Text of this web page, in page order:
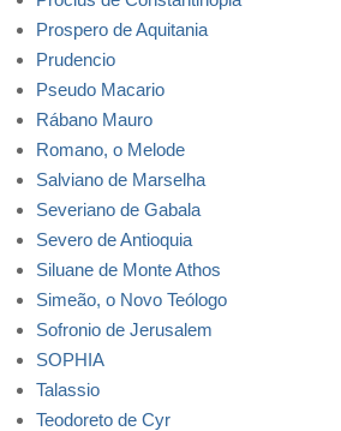
Prospero de Aquitania
Prudencio
Pseudo Macario
Rábano Mauro
Romano, o Melode
Salviano de Marselha
Severiano de Gabala
Severo de Antioquia
Siluane de Monte Athos
Simeão, o Novo Teólogo
Sofronio de Jerusalem
SOPHIA
Talassio
Teodoreto de Cyr